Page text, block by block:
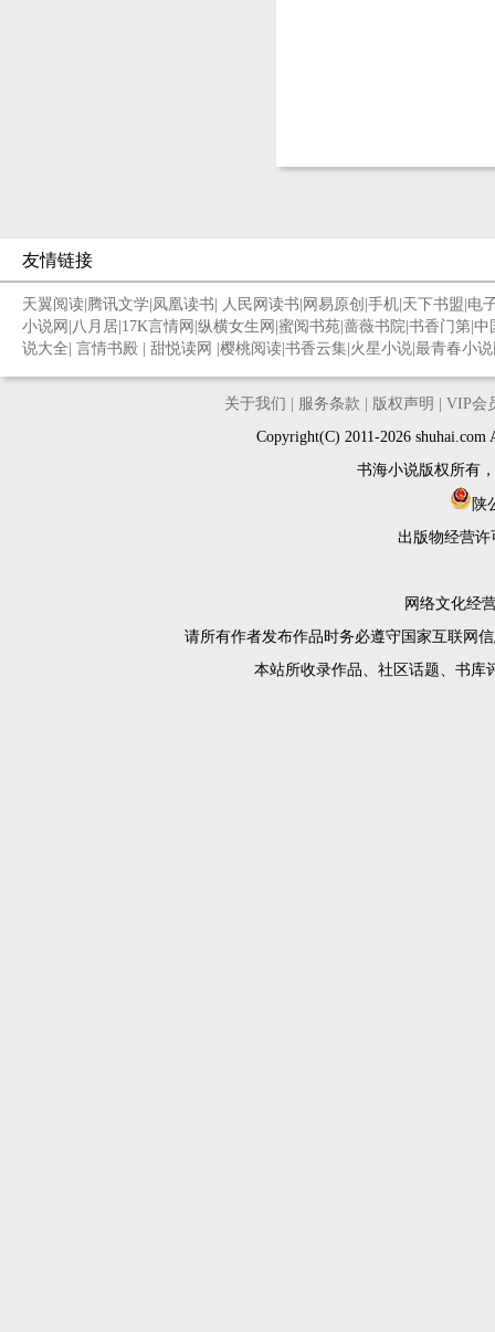
友情链接
天翼阅读 腾讯文学 凤凰读书 人民网读书 网易原创 手机 天下书盟 电
小说网 八月居 17K言情网 纵横女生网 蜜阅书苑 蔷薇书院 书香门第 中
说大全 言情书殿 甜悦读网 樱桃阅读 书香云集 火星小说 最青春小
关于我们 服务条款 版权声明
VIP会
Copyright(C) 2011-2026
书海小说版权所有
陕
出版物经营许
网络文化经
请所有作者发布作品时务必遵守国家互联网
本站所收录作品、社区话题、书库